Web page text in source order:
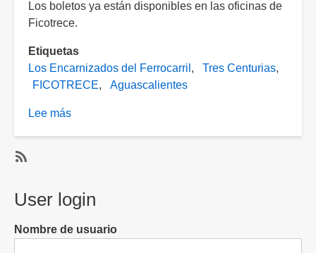
Los boletos ya están disponibles en las oficinas de
Ficotrece.
Etiquetas
Los Encarnizados del Ferrocarril
Tres Centurias
FICOTRECE
Aguascalientes
Lee más
de
en
a
Los
Encarnizados
del
User login
Nombre de usuario